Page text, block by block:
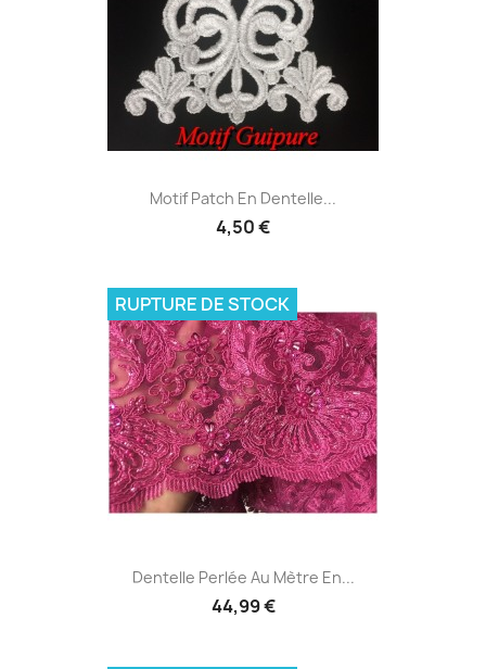
Motif Patch En Dentelle...
4,50 €
Dentelle Perlée Au Mètre En...
44,99 €
RUPTURE DE STOCK